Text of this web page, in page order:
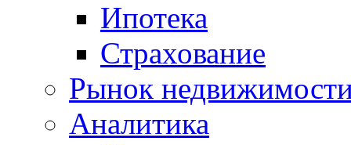
Ипотека
Страхование
Рынок
Аналитика